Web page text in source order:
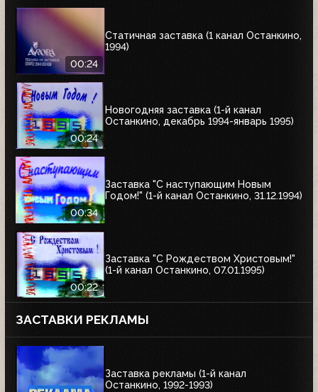
00:24
Статичная заставка (1 канал Останкино,
1994)
00:24
Новогодняя заставка (1-й канал
Останкино, декабрь 1994-январь 1995)
00:34
Заставка "С наступающим Новым
Годом!" (1-й канал Останкино, 31.12.1994)
00:22
Заставка "С Рождеством Христовым!"
(1-й канал Останкино, 07.01.1995)
ЗАСТАВКИ РЕКЛАМЫ
Заставка рекламы (1-й канал
Останкино, 1992-1993)